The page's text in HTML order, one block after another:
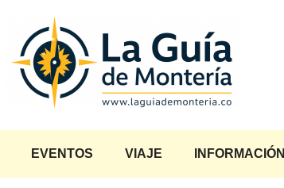
EVENTOS VIAJE INFORMACIÓN